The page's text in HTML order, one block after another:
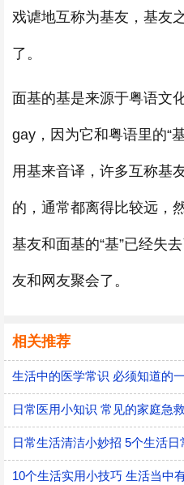
戏谑地互称为基友，基友
了。
面基的基是来源于粤语文
gay，因为它和粤语里的“
用基来音译，许多互称基
的，通常都离得比较远，
基友和面基的“基”已经失
友和网友聚会了。
相关推荐
日常医用小知识 常见的家庭急